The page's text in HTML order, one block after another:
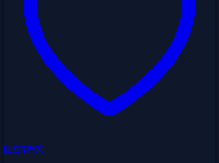
医療専門家